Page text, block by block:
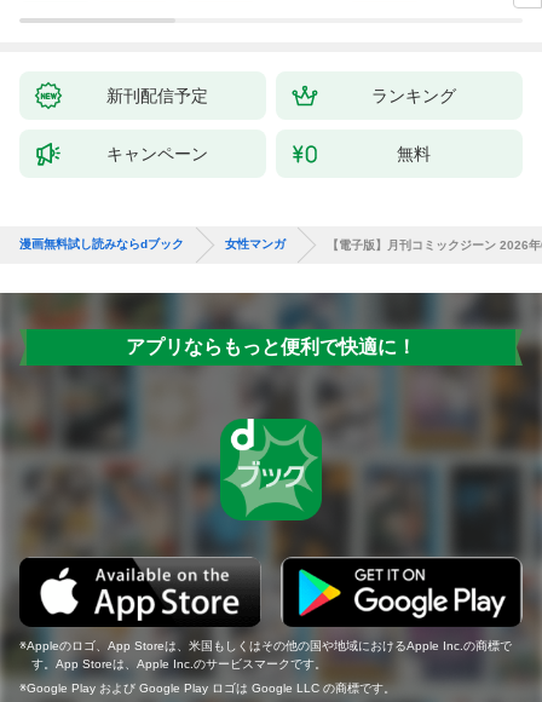
新刊配信予定 ランキング
キャンペーン 無料
漫画無料試し読みならdブック 女性マンガ 【電子版】月刊コミックジーン 2026
アプリならもっと便利で快適に！
Appleのロゴ、App Storeは、米国もしくはその他の国や地域におけるApple Inc.の商標で
す。App Storeは、Apple Inc.のサービスマークです。
Google Play および Google Play ロゴは Google LLC の商標です。